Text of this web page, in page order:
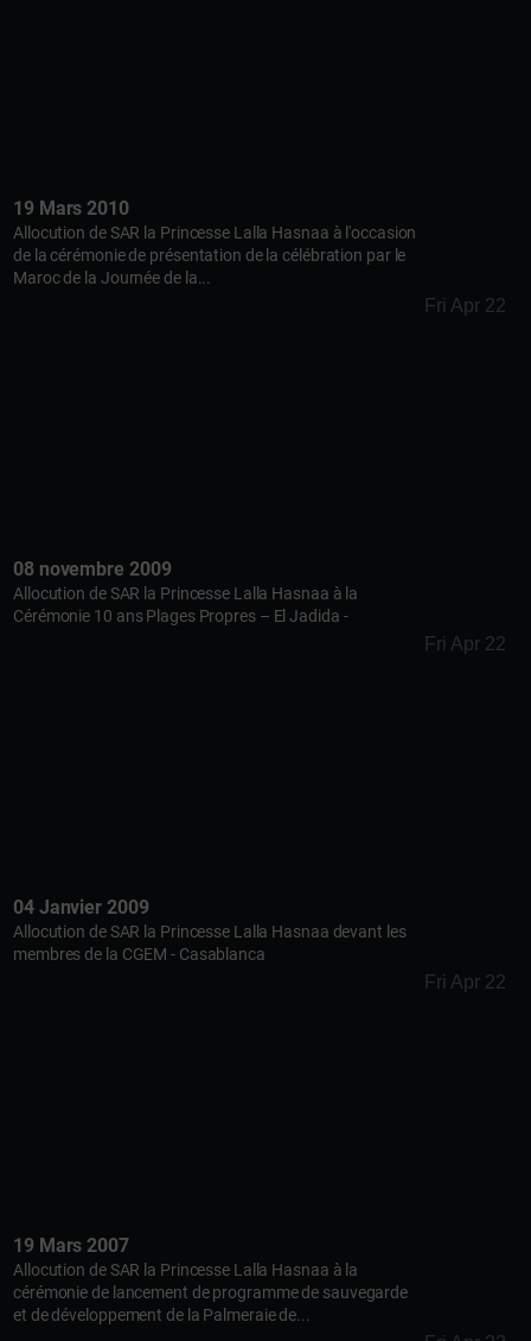
19 Mars 2010
Allocution de SAR la Princesse Lalla Hasnaa à l'occasion
de la cérémonie de présentation de la célébration par le
Maroc de la Journée de la...
Fri Apr 22
08 novembre 2009
Allocution de SAR la Princesse Lalla Hasnaa à la
Cérémonie 10 ans Plages Propres – El Jadida -
Fri Apr 22
04 Janvier 2009
Allocution de SAR la Princesse Lalla Hasnaa devant les
membres de la CGEM - Casablanca
Fri Apr 22
19 Mars 2007
Allocution de SAR la Princesse Lalla Hasnaa à la
cérémonie de lancement de programme de sauvegarde
et de développement de la Palmeraie de...